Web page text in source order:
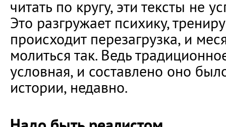
читать по кругу, эти тексты не
Это разгружает психику,
происходит перезагрузка, и
молиться так. Ведь
условная, и составлено оно
истории, недавно.